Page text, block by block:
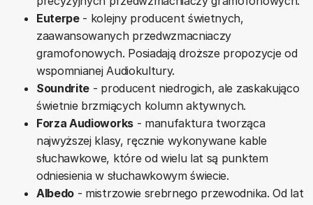
Euterpe- kolejny producent świetnych,
zaawansowanych przedwzmacniaczy
gramofonowych. Posiadają droższe propozycje od
wspomnianej Audiokultury.
Soundrite - producent niedrogich, ale zaskakująco
świetnie brzmiących kolumn aktywnych.
Forza Audioworks- manufaktura tworząca
najwyższej klasy, ręcznie wykonywane kable
słuchawkowe, które od wielu lat są punktem
odniesienia w słuchawkowym świecie.
Albedo - mistrzowie srebrnego przewodnika. Od lat